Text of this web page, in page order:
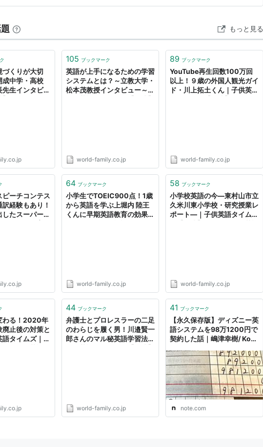
もっと見る
づくりが大切
成中学・高校
生インタビュ
105 ブックマーク
英語が上手になるための学習
システムとは？～立教大学・
松本茂教授インタビュー～｜
world-family.co.jp
89 ブックマーク
YouTube再生回数100万回
以上！９歳の外国人観光ガイ
ド・川上拓土くん｜子供英語
world-family.co.jp
ピーチコンテス
訳経験もあり！
たスーパー女
64 ブックマーク
小学生でTOEIC900点！1歳
から英語を学ぶ上堀内 陸王
くんに早期英語教育の効果を
world-family.co.jp
58 ブックマーク
小学校英語の今―東村山市立
久米川東小学校・研究授業レ
ポート―｜子供英語タイムズ
world-family.co.jp
わる！2020年
止後の対策と
タイムズ｜
44 ブックマーク
弁護士とプロレスラーの二足
のわらじを履く男！川邉賢一
郎さんのマル秘英語学習法｜
world-family.co.jp
41 ブックマーク
【永久保存版】ディズニー英
語システムを98万1200円で
契約した話｜嶋津幸樹/ Koki
note.com